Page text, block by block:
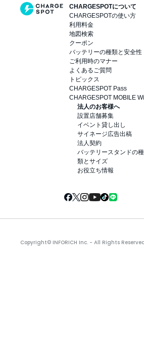
CHARGESPOTについて
CHARGESPOTの使い方
利用料金
地図検索
クーポン
バッテリーの種類と安全性
ご利用時のマナー
よくあるご質問
トピックス
CHARGESPOT Pass
CHARGESPOT MOBILE
法人のお客様へ
設置店舗募集
イベント貸し出し
サイネージ広告出稿
法人契約
バッテリースタンドの種
類とサイズ
お役立ち情報
Copyright© INFORICH Inc. - All Rights